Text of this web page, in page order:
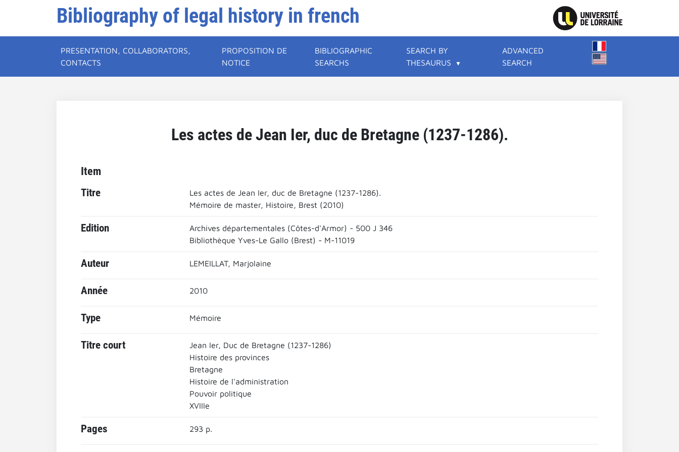
Bibliography of legal history in french
PRESENTATION, COLLABORATORS,
CONTACTS
PROPOSITION DE
NOTICE
BIBLIOGRAPHIC
SEARCHS
SEARCH BY
THESAURUS
ADVANCED
SEARCH
Les actes de Jean Ier, duc de Bretagne (1237-1286).
Item
Titre
Les actes de Jean Ier, duc de Bretagne (1237-1286).
Mémoire de master, Histoire, Brest (2010)
Edition
Archives départementales (Côtes-d'Armor) - 500 J 346
Bibliothèque Yves-Le Gallo (Brest) - M-11019
Auteur LEMEILLAT, Marjolaine
Année 2010
Type Mémoire
Titre court
Jean Ier, Duc de Bretagne (1237-1286)
Histoire des provinces
Bretagne
Histoire de l'administration
Pouvoir politique
XVIIIe
Pages 293 p.